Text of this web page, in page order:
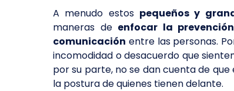
A menudo estos pequeños y
maneras de enfocar la
comunicación entre las personas.
incomodidad o desacuerdo que
por su parte, no se dan cuenta de
la postura de quienes tienen delante.